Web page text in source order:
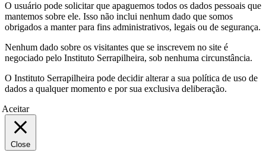
O usuário pode solicitar que apaguemos todos os dados pessoais que
mantemos sobre ele. Isso não inclui nenhum dado que somos
obrigados a manter para fins administrativos, legais ou de segurança.
Nenhum dado sobre os visitantes que se inscrevem no site é
negociado pelo Instituto Serrapilheira, sob nenhuma circunstância.
O Instituto Serrapilheira pode decidir alterar a sua política de uso de
dados a qualquer momento e por sua exclusiva deliberação.
Aceitar
Close